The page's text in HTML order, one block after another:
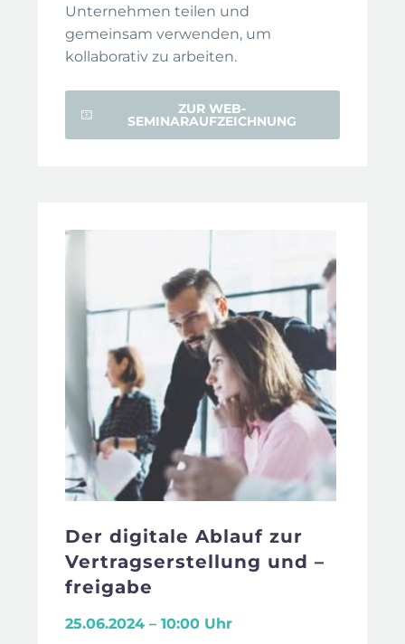
Unternehmen teilen und
gemeinsam verwenden, um
kollaborativ zu arbeiten.
ZUR WEB-
SEMINARAUFZEICHNUNG
Der digitale Ablauf zur
Vertragserstellung und –
freigabe
25.06.2024 – 10:00 Uhr